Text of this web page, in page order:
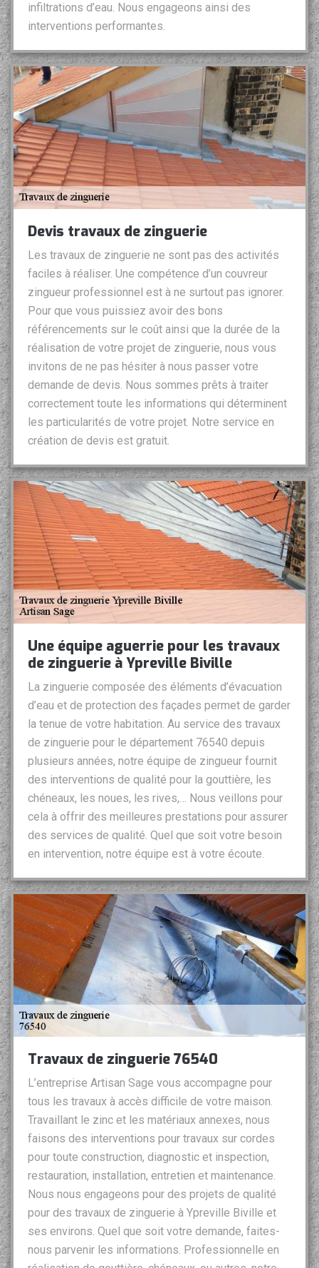
infiltrations d’eau. Nous engageons ainsi des
interventions performantes.
Devis travaux de zinguerie
Les travaux de zinguerie ne sont pas des activités
faciles à réaliser. Une compétence d’un couvreur
zingueur professionnel est à ne surtout pas ignorer.
Pour que vous puissiez avoir des bons
référencements sur le coût ainsi que la durée de la
réalisation de votre projet de zinguerie, nous vous
invitons de ne pas hésiter à nous passer votre
demande de devis. Nous sommes prêts à traiter
correctement toute les informations qui déterminent
les particularités de votre projet. Notre service en
création de devis est gratuit.
Une équipe aguerrie pour les travaux
de zinguerie à Ypreville Biville
La zinguerie composée des éléments d’évacuation
d’eau et de protection des façades permet de garder
la tenue de votre habitation. Au service des travaux
de zinguerie pour le département 76540 depuis
plusieurs années, notre équipe de zingueur fournit
des interventions de qualité pour la gouttière, les
chéneaux, les noues, les rives,… Nous veillons pour
cela à offrir des meilleures prestations pour assurer
des services de qualité. Quel que soit votre besoin
en intervention, notre équipe est à votre écoute.
Travaux de zinguerie 76540
L’entreprise Artisan Sage vous accompagne pour
tous les travaux à accès difficile de votre maison.
Travaillant le zinc et les matériaux annexes, nous
faisons des interventions pour travaux sur cordes
pour toute construction, diagnostic et inspection,
restauration, installation, entretien et maintenance.
Nous nous engageons pour des projets de qualité
pour des travaux de zinguerie à Ypreville Biville et
ses environs. Quel que soit votre demande, faites-
nous parvenir les informations. Professionnelle en